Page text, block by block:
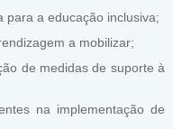
a educação inclusiva;
a mobilizar;
de medidas de suporte à
na implementação de